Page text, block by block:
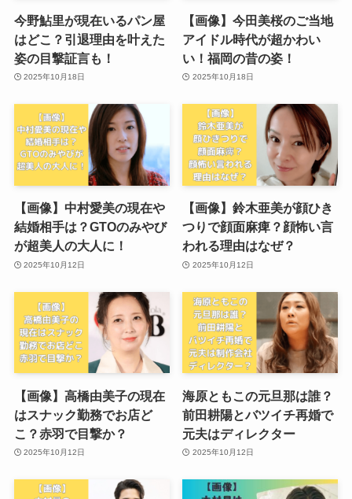
今野鮎里が現在いるパン屋
はどこ？引退理由を叶えた
姿の目撃証言も！
2025年10月18日
【画像】今田美桜のご当地
アイドル時代が超かわい
い！福岡の昔の姿！
2025年10月18日
【画像】中村愛美の現在や
結婚相手は？GTOのみやび
が超美人の大人に！
2025年10月12日
【画像】鈴木亜美が顔ひき
つりで顔面麻痺？顔怖い言
われる理由はなぜ？
2025年10月12日
【画像】高橋由美子の現在
はスナック勤務でお店ど
こ？赤羽で目撃か？
2025年10月12日
海原ともこの元旦那は誰？
前田耕陽とバツイチ再婚で
元夫はディレクター
2025年10月12日